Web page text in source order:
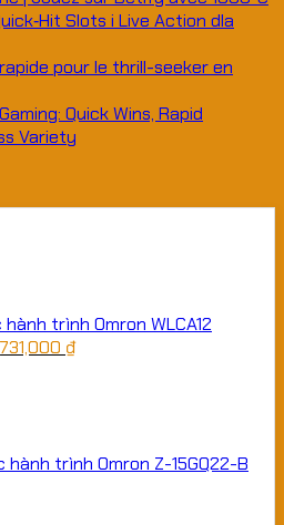
Slots i Live Action dla
pour le thrill-seeker en
Quick Wins, Rapid
Variety
trình Omron WLCA12
731,000 ₫
hành trình Omron Z-15GQ22-B